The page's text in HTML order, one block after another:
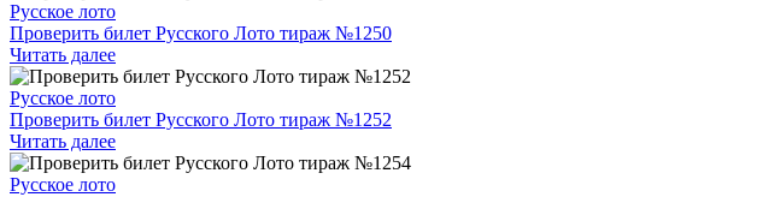
Русское лото
Проверить билет Русского Лото тираж №1250
Читать далее
Русское лото
Проверить билет Русского Лото тираж №1252
Читать далее
Русское лото